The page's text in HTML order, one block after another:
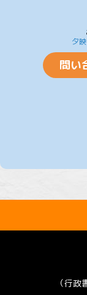
夕
問い
（行